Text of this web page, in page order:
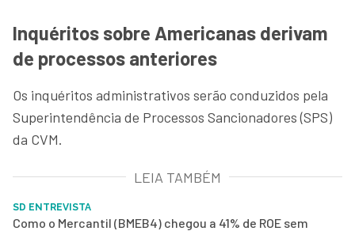
Inquéritos sobre Americanas derivam
de processos anteriores
Os inquéritos administrativos serão conduzidos pela
Superintendência de Processos Sancionadores (SPS)
da CVM.
LEIA TAMBÉM
SD ENTREVISTA
Como o Mercantil (BMEB4) chegou a 41% de ROE sem